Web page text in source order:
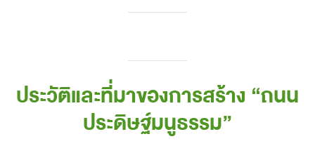
ประวัติและที่มาของการสร้าง “ถนน
ประดิษฐ์มนูธรรม”